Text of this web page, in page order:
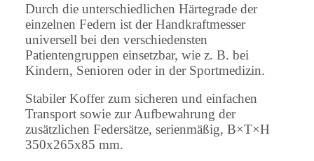
Durch die unterschiedlichen Härtegrade der
einzelnen Federn ist der Handkraftmesser
universell bei den verschiedensten
Patientengruppen einsetzbar, wie z. B. bei
Kindern, Senioren oder in der Sportmedizin.
Stabiler Koffer zum sicheren und einfachen
Transport sowie zur Aufbewahrung der
zusätzlichen Federsätze, serienmäßig, B×T×H
350x265x85 mm.